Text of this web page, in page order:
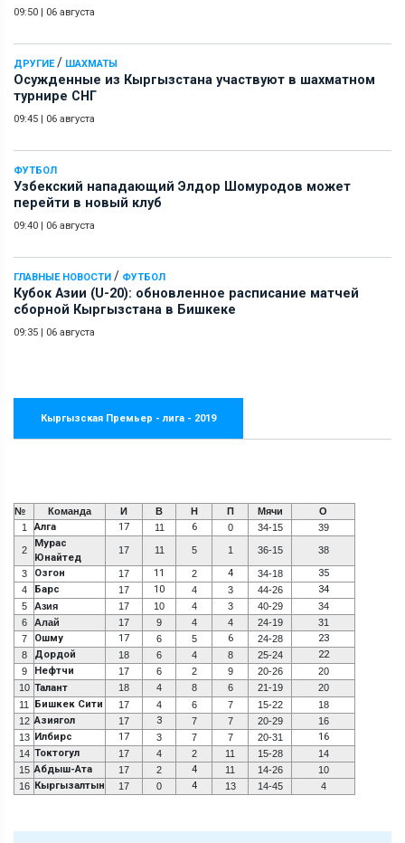
09:50 | 06 августа
ДРУГИЕ/ ШАХМАТЫ
Осужденные из Кыргызстана участвуют в шахматном
турнире СНГ
09:45 | 06 августа
ФУТБОЛ
Узбекский нападающий Элдор Шомуродов может
перейти в новый клуб
09:40 | 06 августа
ГЛАВНЫЕ НОВОСТИ / ФУТБОЛ
Кубок Азии (U-20): обновленное расписание матчей
сборной Кыргызстана в Бишкеке
09:35 | 06 августа
Кыргызская Премьер - лига - 2019
№ Команда И В Н П Мячи
О
1
Алга 17 11 6 0 34-15 39
2
Мурас
Юнайтед
17 11 5 1 36-15 38
3 Озгон 17 11 2 4 34-18 35
4 Барс 17 10 4 3 44-26 34
5 Азия 17 10 4 3 40-29
34
6
Алай 17 9 4 4 24-19
31
7
Ошму 17 6 5 6 24-28 23
8 Дордой 18 6 4 8 25-24 22
9 Нефтчи 17 6 2 9 20-26
20
10 Талант 18 4 8 6 21-19
20
11
Бишкек Сити 17 4 6 7 15-22
18
12 Азиягол 17 3 7 7 20-29
16
13 Илбирс 17 3 7 7 20-31 16
14 Токтогул 17 4 2 11 15-28
14
15 Абдыш-Ата 17 2 4 11 14-26
10
16 Кыргызалтын 17 0 4 13 14-45 4